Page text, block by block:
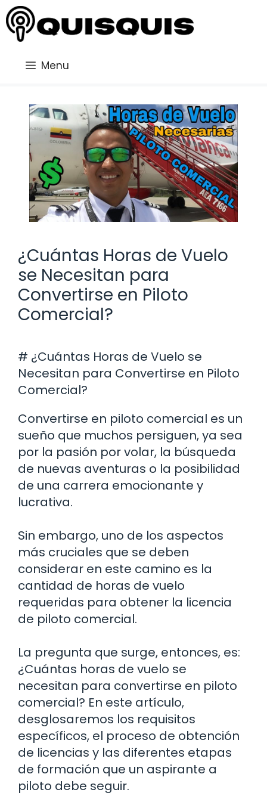
Saltar
al
contenido
Menu
¿Cuántas Horas de Vuelo
se Necesitan para
Convertirse en Piloto
Comercial?
# ¿Cuántas Horas de Vuelo se
Necesitan para Convertirse en Piloto
Comercial?
Convertirse en piloto comercial es un
sueño que muchos persiguen, ya sea
por la pasión por volar, la búsqueda
de nuevas aventuras o la posibilidad
de una carrera emocionante y
lucrativa.
Sin embargo, uno de los aspectos
más cruciales que se deben
considerar en este camino es la
cantidad de horas de vuelo
requeridas para obtener la licencia
de piloto comercial.
La pregunta que surge, entonces, es:
¿Cuántas horas de vuelo se
necesitan para convertirse en piloto
comercial? En este artículo,
desglosaremos los requisitos
específicos, el proceso de obtención
de licencias y las diferentes etapas
de formación que un aspirante a
piloto debe seguir.